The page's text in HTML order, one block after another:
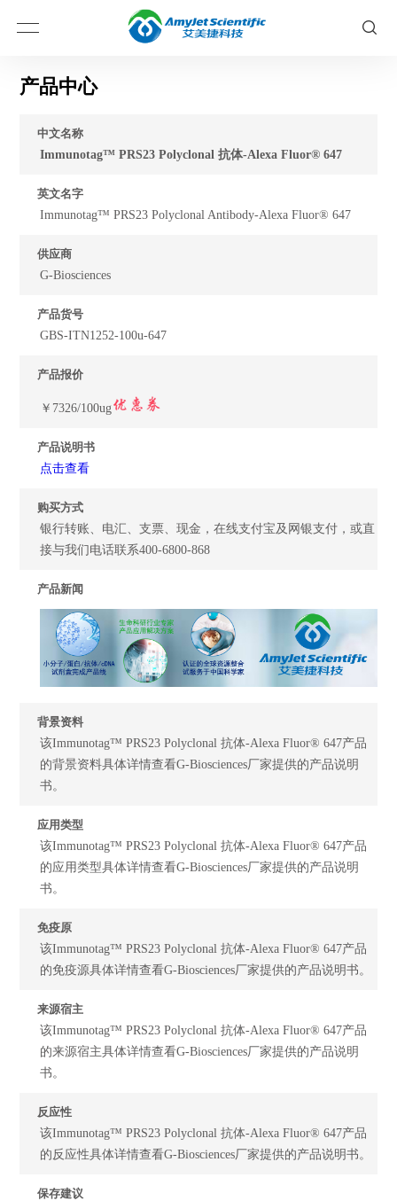
产品中心
中文名称
Immunotag™ PRS23 Polyclonal 抗体-Alexa Fluor® 647
英文名字
Immunotag™ PRS23 Polyclonal Antibody-Alexa Fluor® 647
供应商
G-Biosciences
产品货号
GBS-ITN1252-100u-647
产品报价
￥7326/100ug
产品说明书
点击查看
购买方式
银行转账、电汇、支票、现金，在线支付宝及网银支付，或直
接与我们电话联系400-6800-868
产品新闻
背景资料
该Immunotag™ PRS23 Polyclonal 抗体-Alexa Fluor® 647产品
的背景资料具体详情查看G-Biosciences厂家提供的产品说明
书。
应用类型
该Immunotag™ PRS23 Polyclonal 抗体-Alexa Fluor® 647产品
的应用类型具体详情查看G-Biosciences厂家提供的产品说明
书。
免疫原
该Immunotag™ PRS23 Polyclonal 抗体-Alexa Fluor® 647产品
的免疫源具体详情查看G-Biosciences厂家提供的产品说明书。
来源宿主
该Immunotag™ PRS23 Polyclonal 抗体-Alexa Fluor® 647产品
的来源宿主具体详情查看G-Biosciences厂家提供的产品说明
书。
反应性
该Immunotag™ PRS23 Polyclonal 抗体-Alexa Fluor® 647产品
的反应性具体详情查看G-Biosciences厂家提供的产品说明书。
保存建议